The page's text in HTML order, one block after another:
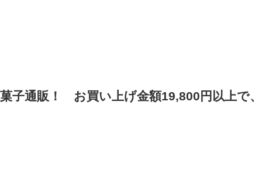
子通販！ お買い上げ金額19,800円以上で、